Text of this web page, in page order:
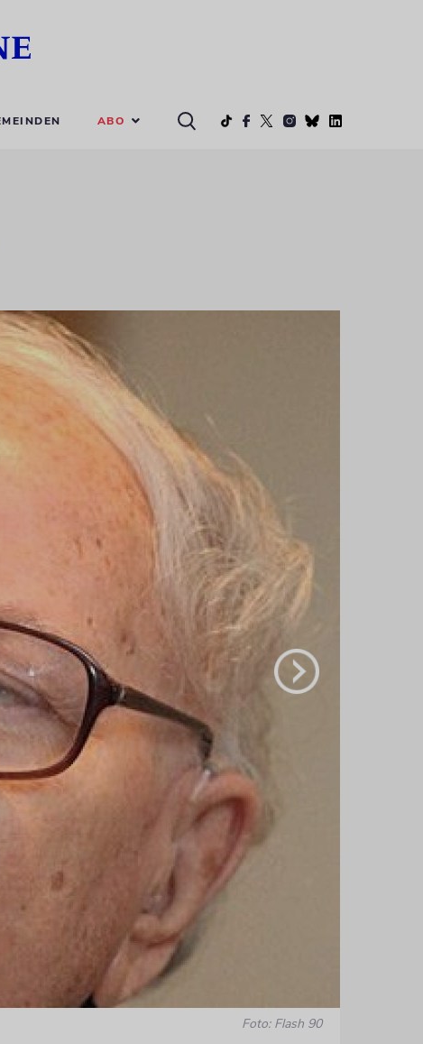
ABO
Foto: Flash 90